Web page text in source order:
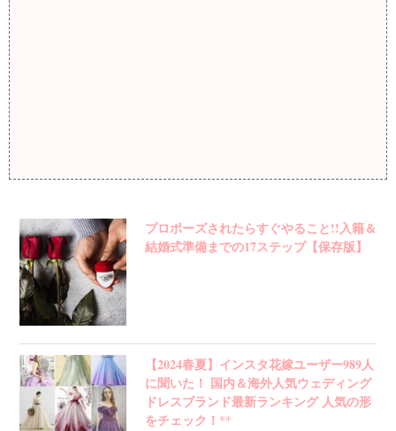
プロポーズされたらすぐやること!!入籍＆
結婚式準備までの17ステップ【保存版】
【2024春夏】インスタ花嫁ユーザー989人
に聞いた！ 国内＆海外人気ウェディング
ドレスブランド最新ランキング 人気の形
をチェック！**